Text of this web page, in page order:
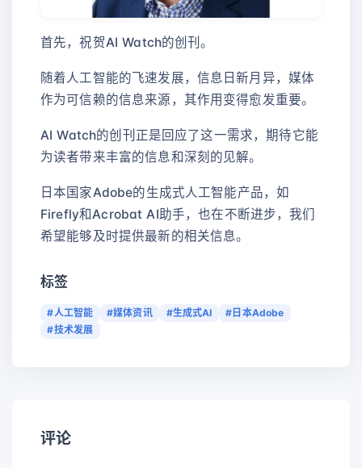
首先，祝贺AI Watch的创刊。
随着人工智能的飞速发展，信息日新月异，媒体
作为可信赖的信息来源，其作用变得愈发重要。
AI Watch的创刊正是回应了这一需求，期待它能
为读者带来丰富的信息和深刻的见解。
日本国家Adobe的生成式人工智能产品，如
Firefly和Acrobat AI助手，也在不断进步，我们
希望能够及时提供最新的相关信息。
标签
#人工智能 #媒体资讯 #生成式AI
#日本Adobe
#技术发展
评论